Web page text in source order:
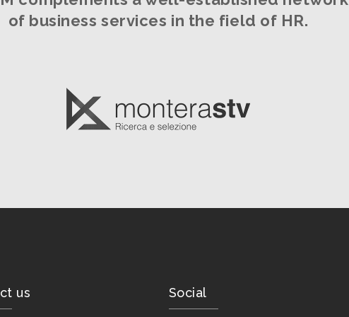
of business services in the field of HR.
us Social